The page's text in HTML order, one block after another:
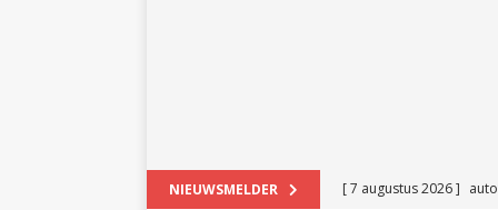
NIEUWSMELDER [ 7 augustus 2026 ]